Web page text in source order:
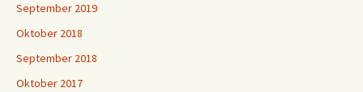
September 2019
Oktober 2018
September 2018
Oktober 2017